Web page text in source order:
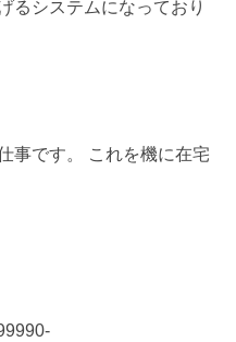
るシステムになっており
事です。 これを機に在宅